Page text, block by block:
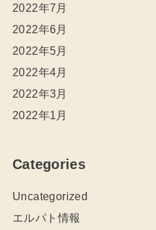
2022年7月
2022年6月
2022年5月
2022年4月
2022年3月
2022年1月
Categories
Uncategorized
エルパト情報